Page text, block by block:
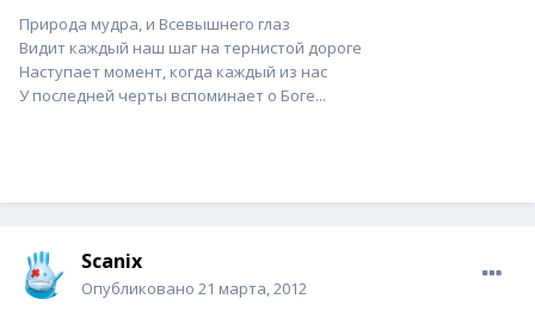
Природа мудра, и Всевышнего глаз
Видит каждый наш шаг на тернистой дороге
Наступает момент, когда каждый из нас
У последней черты вспоминает о Боге...
Scanix
Опубликовано 21 марта, 2012